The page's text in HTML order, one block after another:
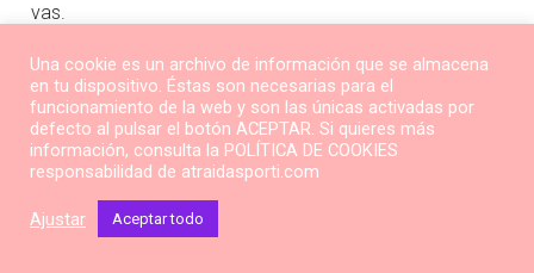
vas.
Es decir, hablamos de 10 a 15 segundos de interacción,
no más, y bueno, si te sientes a gusto y quieres hablar
más ¡No puedes! Te tienes que ir a hacerlo más veces,
tienes que hacerlo muchas más veces.
Puede ser que llegue un momento, muy probablemente
Una cookie es un archivo de información que se almacena
en tu dispositivo. Éstas son necesarias para el
funcionamiento de la web y son las únicas activadas por
defecto al pulsar el botón ACEPTAR. Si quieres más
información, consulta la POLÍTICA DE COOKIES
responsabilidad de atraidasporti.com
Ajustar Aceptar todo